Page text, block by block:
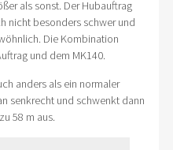
als sonst. Der Hubauftrag
nicht besonders schwer und
Die Kombination
und dem MK140.
anders als ein normaler
senkrecht und schwenkt dann
58 m aus.